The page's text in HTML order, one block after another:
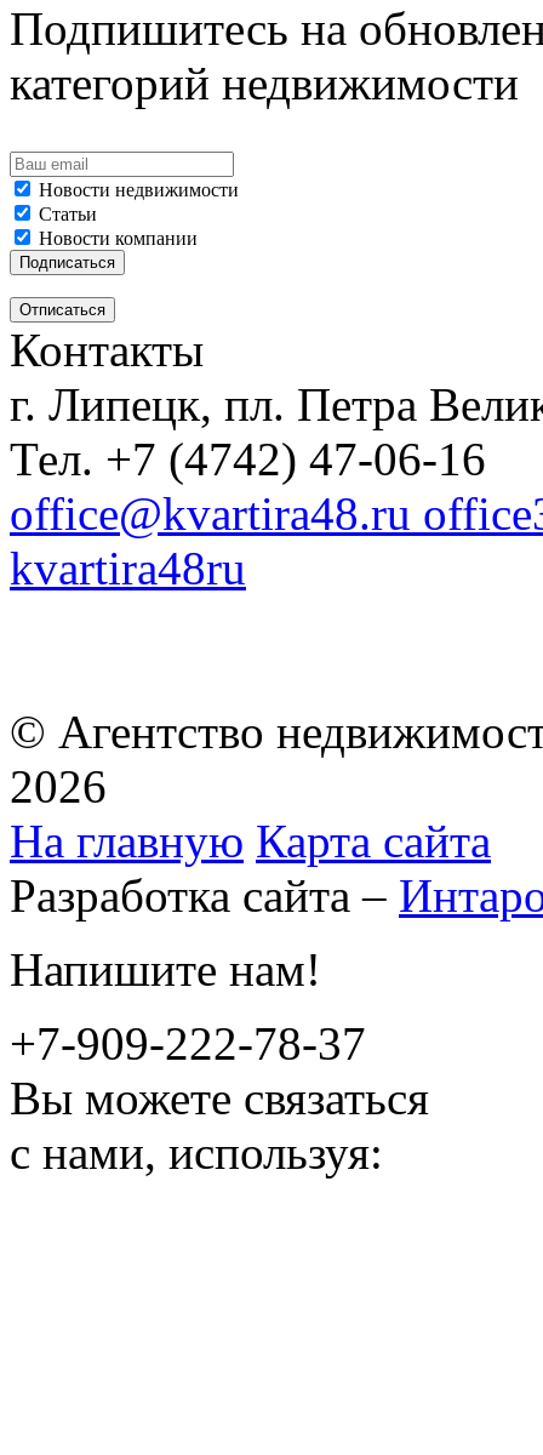
Подпишитесь на
категорий недвижимости
Новости недвижимости
Статьи
Новости компании
Контакты
г. Липецк, пл. Петра
Тел. +7 (4742) 47-06-16
office@kvartira48.ru
kvartira48ru
© Агентство
2026
На главную Карта сайта
Разработка сайта –
Напишите нам!
+7-909-222-78-37
Вы можете связаться
с нами, используя: